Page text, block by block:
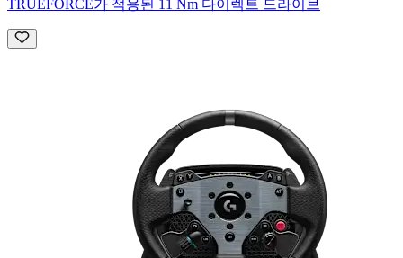
TRUEFORCE가 적용된 11 Nm 다이렉트 드라이브